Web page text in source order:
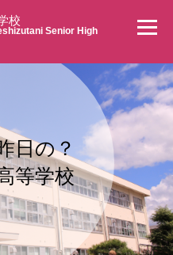
校
Senior High
日の？
等学校